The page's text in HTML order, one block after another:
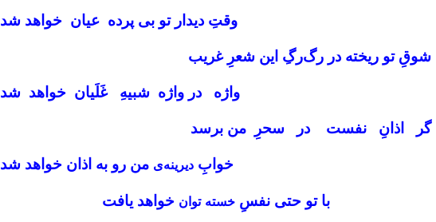
وقتِ دیدار تو بی‌ پرده عیان خواهد شد
شوقِ تو ریخته در رگ‌رگِ این شعرِ غریب
واژه در واژه شبیهِ غَلَیان خواهد شد
گر اذانِ نفست در سحرِ من برسد
خوابِ دیرینه‌ی من رو به اذان خواهد شد
با تو حتی نفسِخسته توان خواهد یافت